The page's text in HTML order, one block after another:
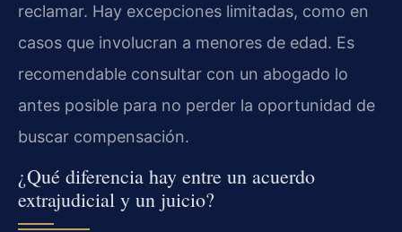
reclamar. Hay excepciones limitadas, como en
casos que involucran a menores de edad. Es
recomendable consultar con un abogado lo
antes posible para no perder la oportunidad de
buscar compensación.
¿Qué diferencia hay entre un acuerdo
extrajudicial y un juicio?